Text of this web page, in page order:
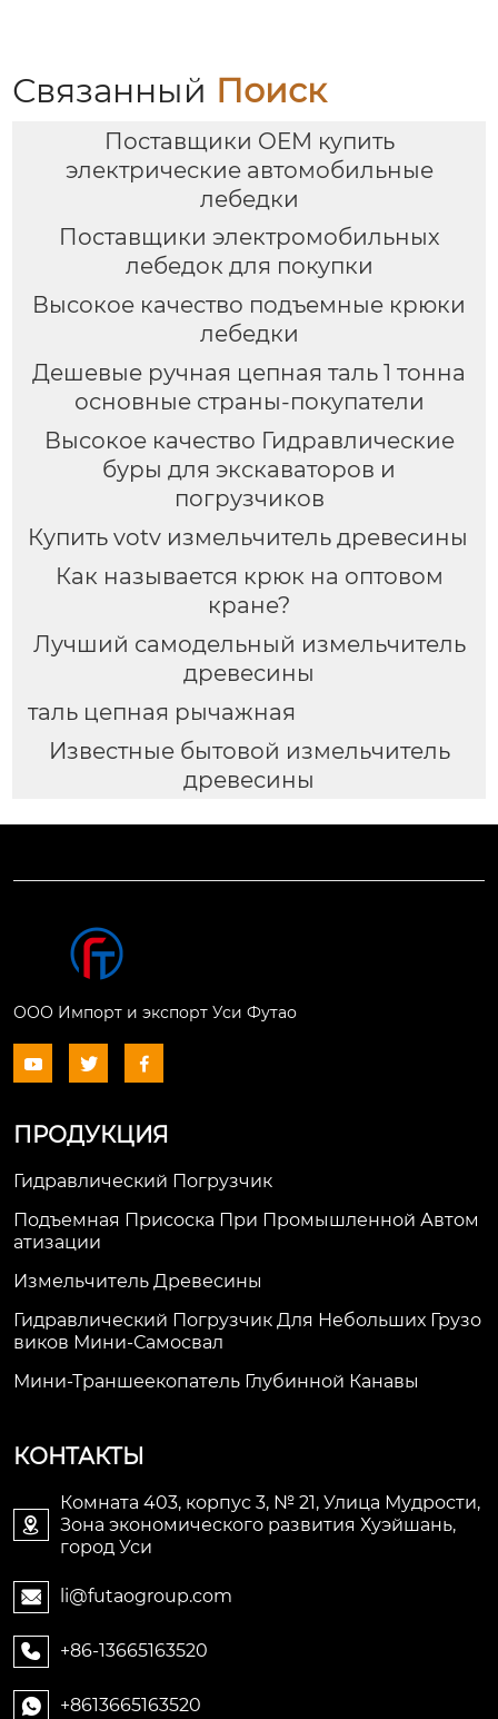
Связанный Поиск
Поставщики OEM купить
электрические автомобильные
лебедки
Поставщики электромобильных
лебедок для покупки
Высокое качество подъемные крюки
лебедки
Дешевые ручная цепная таль 1 тонна
основные страны-покупатели
Высокое качество Гидравлические
буры для экскаваторов и
погрузчиков
Купить votv измельчитель древесины
Как называется крюк на оптовом
кране?
Лучший самодельный измельчитель
древесины
таль цепная рычажная
Известные бытовой измельчитель
древесины
ООО Импорт и экспорт Уси Футао
  
ПРОДУКЦИЯ
Гидравлический Погрузчик
Подъемная Присоска При Промышленной Автом
Атизации
Измельчитель Древесины
Гидравлический Погрузчик Для Небольших Грузо
Виков Мини-Самосвал
Мини-Траншеекопатель Глубинной Канавы
КОНТАКТЫ

Комната 403, корпус 3, № 21, Улица Мудрости,
Зона экономического развития Хуэйшань,
город Уси
 li@futaogroup.com
 +86-13665163520
 +8613665163520